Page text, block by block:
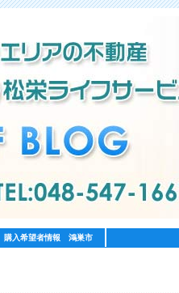
購入希望者情報 鴻巣市